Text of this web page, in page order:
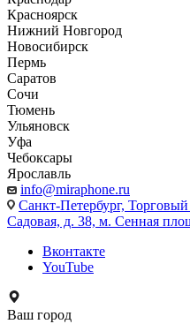
Красноярск
Нижний Новгород
Новосибирск
Пермь
Саратов
Сочи
Тюмень
Ульяновск
Уфа
Чебоксары
Ярославль
info@miraphone.ru
Санкт-Петербург, Торговый
Садовая, д. 38, м. Сенная
Вконтакте
YouTube
Ваш город